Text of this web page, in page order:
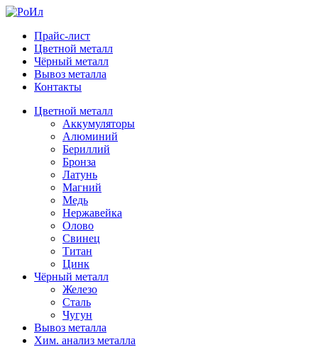
Прайс-лист
Цветной металл
Чёрный металл
Вывоз металла
Контакты
Цветной металл
Аккумуляторы
Алюминий
Бериллий
Бронза
Латунь
Магний
Медь
Нержавейка
Олово
Свинец
Титан
Цинк
Чёрный металл
Железо
Сталь
Чугун
Вывоз металла
Хим. анализ металла